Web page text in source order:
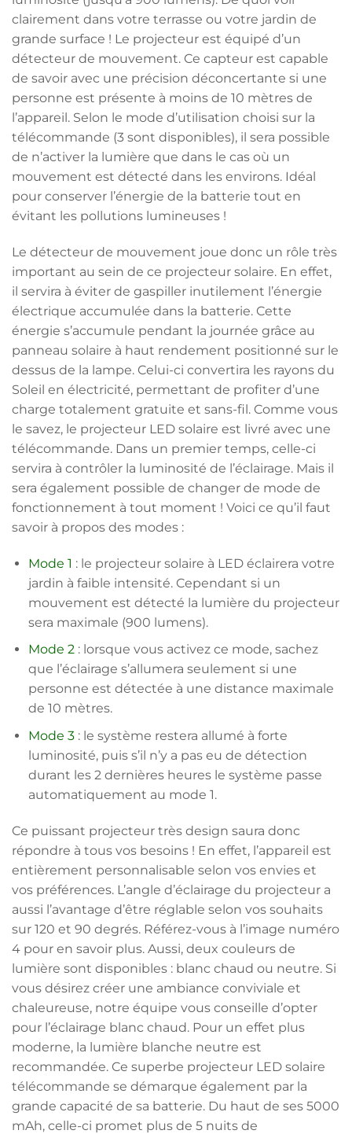
clairement dans votre terrasse ou votre jardin de
grande surface ! Le projecteur est équipé d’un
détecteur de mouvement. Ce capteur est capable
de savoir avec une précision déconcertante si une
personne est présente à moins de 10 mètres de
l’appareil. Selon le mode d’utilisation choisi sur la
télécommande (3 sont disponibles), il sera possible
de n’activer la lumière que dans le cas où un
mouvement est détecté dans les environs. Idéal
pour conserver l’énergie de la batterie tout en
évitant les pollutions lumineuses !
Le détecteur de mouvement joue donc un rôle très
important au sein de ce projecteur solaire. En effet,
il servira à éviter de gaspiller inutilement l’énergie
électrique accumulée dans la batterie. Cette
énergie s’accumule pendant la journée grâce au
panneau solaire à haut rendement positionné sur le
dessus de la lampe. Celui-ci convertira les rayons du
Soleil en électricité, permettant de profiter d’une
charge totalement gratuite et sans-fil. Comme vous
le savez, le projecteur LED solaire est livré avec une
télécommande. Dans un premier temps, celle-ci
servira à contrôler la luminosité de l’éclairage. Mais il
sera également possible de changer de mode de
fonctionnement à tout moment ! Voici ce qu’il faut
savoir à propos des modes :
Mode 1 : le projecteur solaire à LED éclairera votre
jardin à faible intensité. Cependant si un
mouvement est détecté la lumière du projecteur
sera maximale (900 lumens).
Mode 2: lorsque vous activez ce mode, sachez
que l’éclairage s’allumera seulement si une
personne est détectée à une distance maximale
de 10 mètres.
Mode 3: le système restera allumé à forte
luminosité, puis s’il n’y a pas eu de détection
durant les 2 dernières heures le système passe
automatiquement au mode 1.
Ce puissant projecteur très design saura donc
répondre à tous vos besoins ! En effet, l’appareil est
entièrement personnalisable selon vos envies et
vos préférences. L’angle d’éclairage du projecteur a
aussi l’avantage d’être réglable selon vos souhaits
sur 120 et 90 degrés. Référez-vous à l’image numéro
4 pour en savoir plus. Aussi, deux couleurs de
lumière sont disponibles : blanc chaud ou neutre. Si
vous désirez créer une ambiance conviviale et
chaleureuse, notre équipe vous conseille d’opter
pour l’éclairage blanc chaud. Pour un effet plus
moderne, la lumière blanche neutre est
recommandée. Ce superbe projecteur LED solaire
télécommande se démarque également par la
grande capacité de sa batterie. Du haut de ses 5000
mAh, celle-ci promet plus de 5 nuits de